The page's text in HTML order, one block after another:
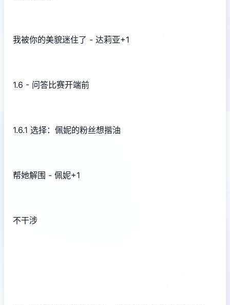
我被你的美貌迷住了 - 达莉亚+1
1.6 - 问答比赛开端前
1.6.1 选择：佩妮的粉丝想揩油
帮她解围 - 佩妮+1
不干涉